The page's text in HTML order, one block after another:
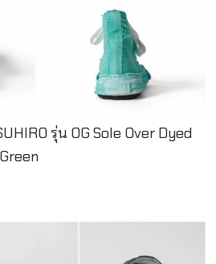
รุ่น OG Sole Over Dyed